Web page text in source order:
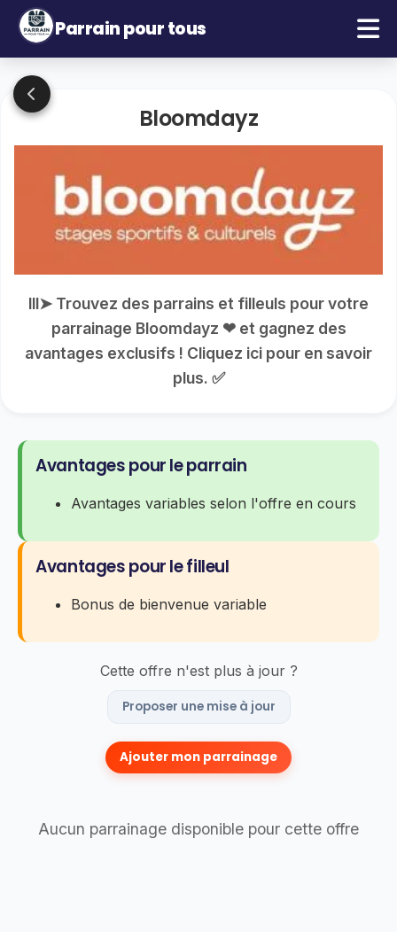
Parrain pour tous
Bloomdayz
lll➤ Trouvez des parrains et filleuls pour votre
parrainage Bloomdayz ❤ et gagnez des
avantages exclusifs ! Cliquez ici pour en savoir
plus. ✅
Avantages pour le parrain
Avantages variables selon l'offre en cours
Avantages pour le filleul
Bonus de bienvenue variable
Cette offre n'est plus à jour ?
Proposer une mise à jour
Ajouter mon parrainage
Aucun parrainage disponible pour cette offre